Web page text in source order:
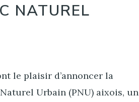
NATUREL
le plaisir d’annoncer la
Urbain (PNU) aixois, un